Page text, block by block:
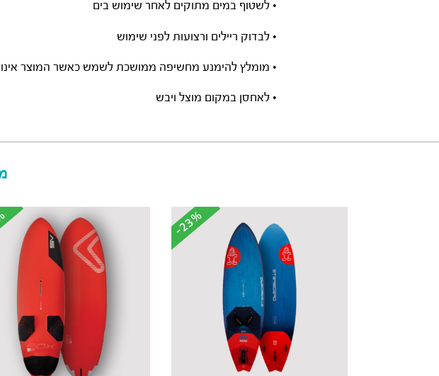
• לשטוף במים מתוקים לאחר שימוש בים
• לבדוק ריילים ורצועות לפני שימוש
• מומלץ להימנע מחשיפה ממושכת לשמש כאשר המוצר אינו
• לאחסן במקום מוצל ויבש
-23%
-23%